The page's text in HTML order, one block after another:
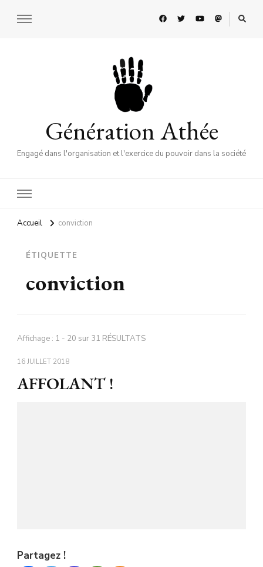
Génération Athée
Engagé dans l'organisation et l'exercice du pouvoir dans la société
Accueil conviction
ÉTIQUETTE
conviction
Affichage : 1 - 20 sur 31 RÉSULTATS
16 JUILLET 2018
AFFOLANT !
Partagez !